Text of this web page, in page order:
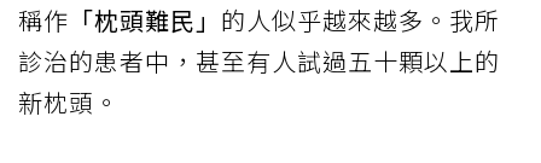
稱作 「枕頭難民」 的人似乎越來越多。我所
診治的患者中，甚至有人試過五十顆以上的
新枕頭。